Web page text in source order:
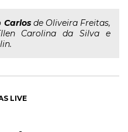
Carlosde Oliveira Freitas,
Carolina da Silva e
LIVE